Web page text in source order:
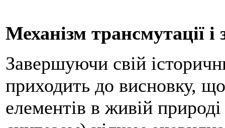
Механізм трансмутації
Завершуючи свій
приходить до висновку,
елементів в живій